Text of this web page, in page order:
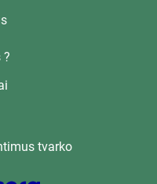
?
tvarko